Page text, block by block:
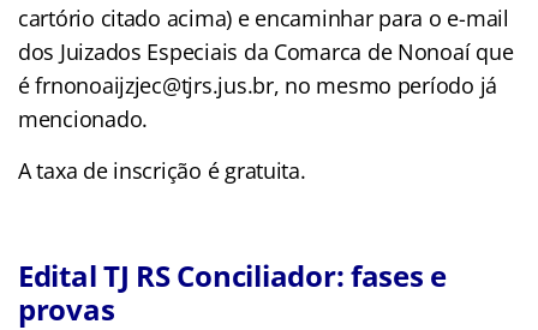
cartório citado acima) e encaminhar para o e-mail
dos Juizados Especiais da Comarca de Nonoaí que
é frnonoaijzjec@tjrs.jus.br, no mesmo período já
mencionado.
A taxa de inscrição é gratuita.
Edital TJ RS Conciliador: fases e
provas